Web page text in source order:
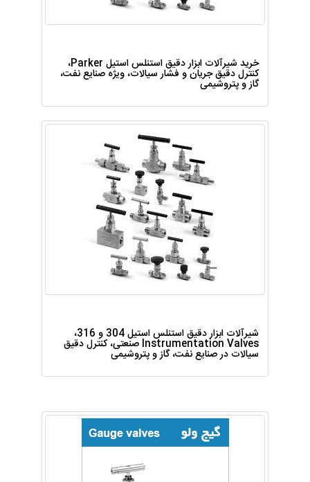
خرید شیرآلات ابزار دقیق استنلس استیل Parker،
کنترل دقیق جریان و فشار سیالات، ویژه صنایع نفت،
گاز و پتروشیمی
شیرآلات ابزار دقیق استنلس استیل 304 و 316،
Instrumentation Valves صنعتی، کنترل دقیق
سیالات در صنایع نفت، گاز و پتروشیمی